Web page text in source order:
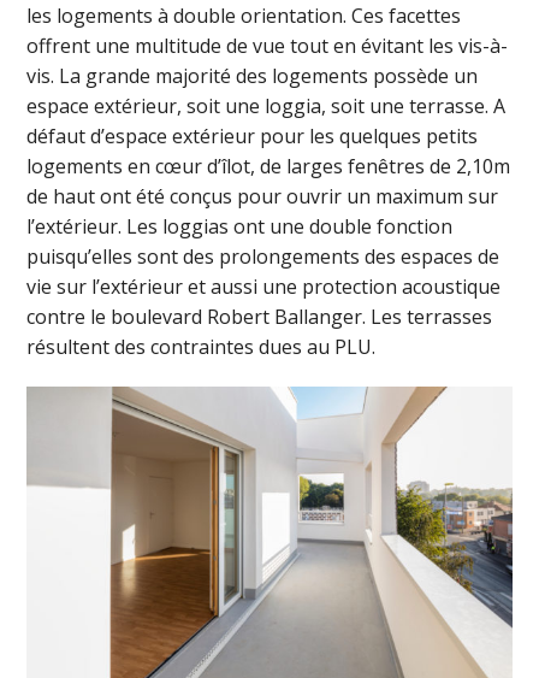
les logements à double orientation. Ces facettes
offrent une multitude de vue tout en évitant les vis-à-
vis. La grande majorité des logements possède un
espace extérieur, soit une loggia, soit une terrasse. A
défaut d’espace extérieur pour les quelques petits
logements en cœur d’îlot, de larges fenêtres de 2,10m
de haut ont été conçus pour ouvrir un maximum sur
l’extérieur. Les loggias ont une double fonction
puisqu’elles sont des prolongements des espaces de
vie sur l’extérieur et aussi une protection acoustique
contre le boulevard Robert Ballanger. Les terrasses
résultent des contraintes dues au PLU.